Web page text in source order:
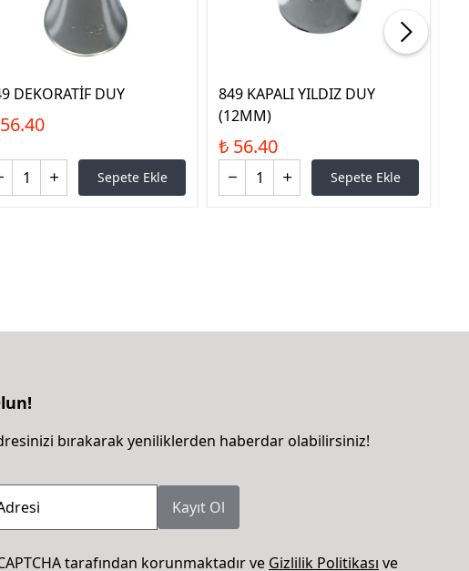
DEKORATİF DUY
Sepete Ekle
849 KAPALI YILDIZ DUY
(12MM)
₺ 56.40
Sepete Ekle
bırakarak yeniliklerden haberdar olabilirsiniz!
Kayıt Ol
tarafından korunmaktadır ve Gizlilik Politikası ve